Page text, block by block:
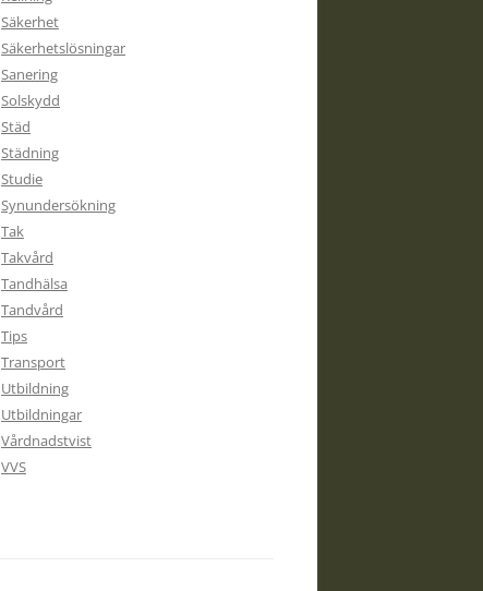
Säkerhet
Säkerhetslösningar
Sanering
Solskydd
Städ
Städning
Studie
Synundersökning
Tak
Takvård
Tandhälsa
Tandvård
Tips
Transport
Utbildning
Utbildningar
Vårdnadstvist
VVS